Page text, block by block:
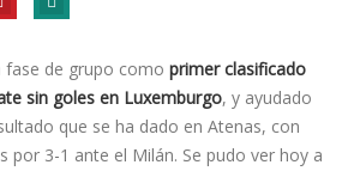
fase de grupo como primer clasificado
sin goles en Luxemburgo, y ayudado
que se ha dado en Atenas, con
por 3-1 ante el Milán. Se pudo ver hoy a